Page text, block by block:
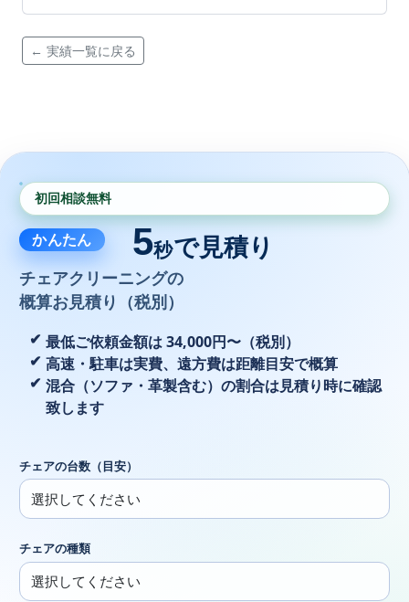
← 実績一覧に戻る
初回相談無料
かんたん 5秒で見積り
チェアクリーニングの
概算お見積り（税別）
最低ご依頼金額は 34,000円〜（税別）
高速・駐車は実費、遠方費は距離目安で概算
混合（ソファ・革製含む）の割合は見積り時に確認
致します
チェアの台数（目安）
チェアの種類